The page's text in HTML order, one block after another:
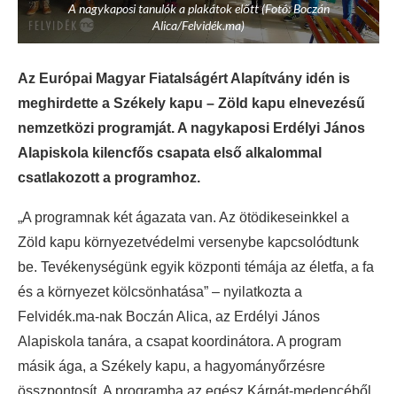
A nagykaposi tanulók a plakátok előtt (Fotó: Boczán
Alica/Felvidék.ma)
Az Európai Magyar Fiatalságért Alapítvány idén is
meghirdette a Székely kapu – Zöld kapu elnevezésű
nemzetközi programját. A nagykaposi Erdélyi János
Alapiskola kilencfős csapata első alkalommal
csatlakozott a programhoz.
„A programnak két ágazata van. Az ötödikeseinkkel a
Zöld kapu környezetvédelmi versenybe kapcsolódtunk
be. Tevékenységünk egyik központi témája az életfa, a fa
és a környezet kölcsönhatása” – nyilatkozta a
Felvidék.ma-nak Boczán Alica, az Erdélyi János
Alapiskola tanára, a csapat koordinátora. A program
másik ága, a Székely kapu, a hagyományőrzésre